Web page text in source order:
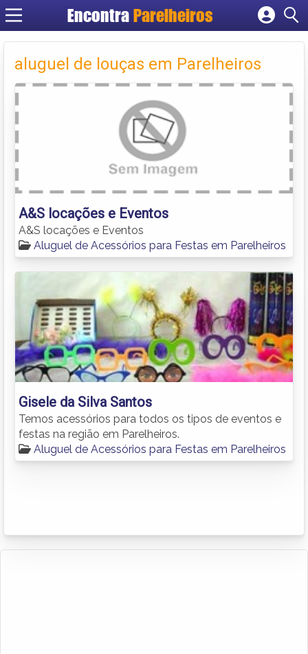
Encontra Parelheiros
Cadastrar empresa
Criar conta
aluguel de louças em Parelheiros
A&S locações e Eventos
A&S locações e Eventos
Aluguel de Acessórios para Festas em Parelheiros
Gisele da Silva Santos
Temos acessórios para todos os tipos de eventos e
festas na região em Parelheiros.
Aluguel de Acessórios para Festas em Parelheiros